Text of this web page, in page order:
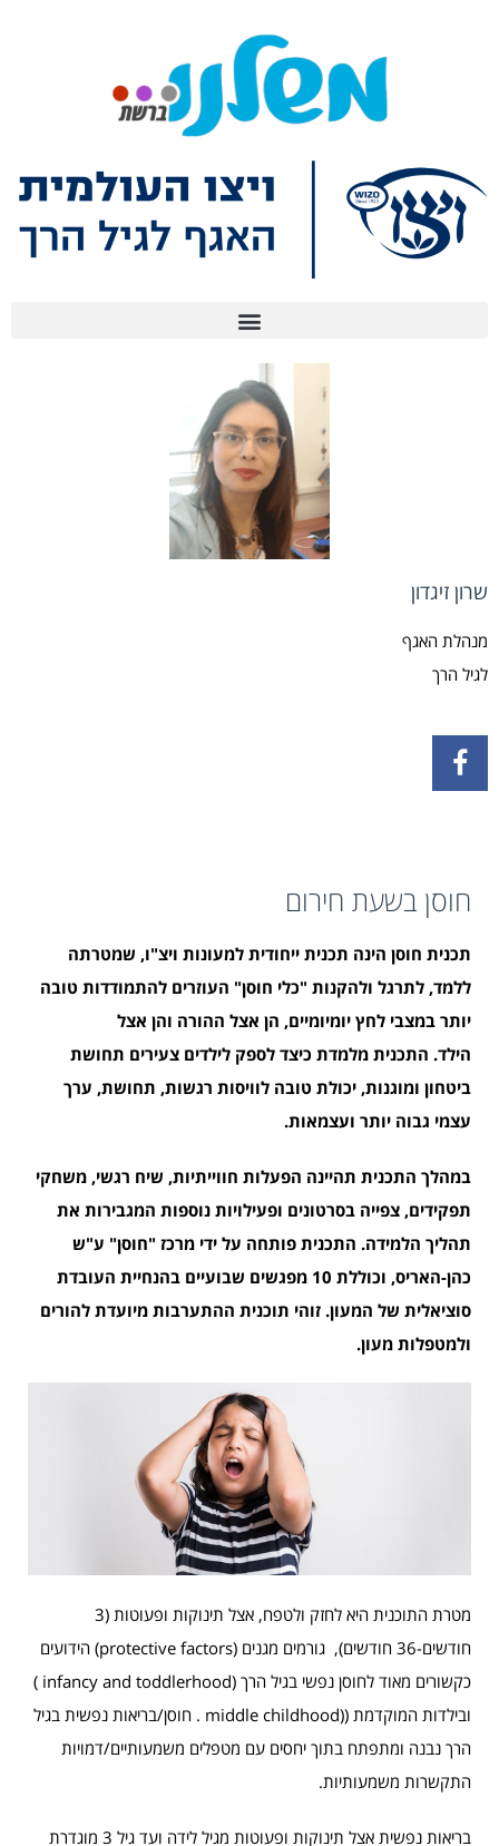
שרון זיגדון
מנהלת האגף
לגיל הרך
חוסן בשעת חירום
תכנית חוסן הינה תכנית ייחודית למעונות ויצ"ו, שמטרתה
ללמד, לתרגל ולהקנות "כלי חוסן" העוזרים להתמודדות טובה
יותר במצבי לחץ יומיומיים, הן אצל ההורה והן אצל
הילד. התכנית מלמדת כיצד לספק לילדים צעירים תחושת
ביטחון ומוגנות, יכולת טובה לוויסות רגשות, תחושת, ערך
עצמי גבוה יותר ועצמאות.
במהלך התכנית תהיינה הפעלות חווייתיות, שיח רגשי, משחקי
תפקידים, צפייה בסרטונים ופעילויות נוספות המגבירות את
תהליך הלמידה. התכנית פותחה על ידי מרכז "חוסן" ע"ש
כהן-האריס, וכוללת 10 מפגשים שבועיים בהנחיית העובדת
סוציאלית של המעון. זוהי תוכנית ההתערבות מיועדת להורים
ולמטפלות מעון.
מטרת התוכנית היא לחזק ולטפח, אצל תינוקות ופעוטות (3
חודשים-36 חודשים), גורמים מגנים (protective factors) הידועים
כקשורים מאוד לחוסן נפשי בגיל הרך (infancy and toddlerhood )
ובילדות המוקדמת ((middle childhood . חוסן/בריאות נפשית בגיל
הרך נבנה ומתפתח בתוך יחסים עם מטפלים משמעותיים/דמויות
התקשרות משמעותיות.
בריאות נפשית אצל תינוקות ופעוטות מגיל לידה ועד גיל 3 מוגדרת